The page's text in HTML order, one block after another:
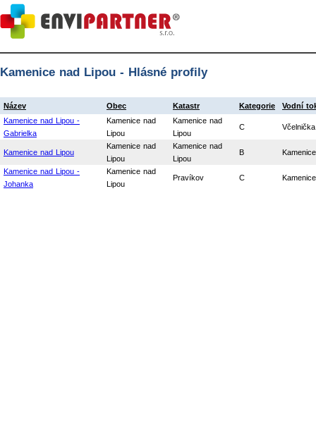
Kamenice nad Lipou - Hlásné profily
Název Obec Katastr Kategorie
Vodní
Kamenice nad Lipou -
Gabrielka
Kamenice nad
Lipou
Kamenice nad
Lipou
C Včelnička
Kamenice nad Lipou
Kamenice nad
Lipou
Kamenice nad
Lipou
B Kamenice
Kamenice nad Lipou -
Johanka
Kamenice nad
Lipou
Pravíkov C Kamenice